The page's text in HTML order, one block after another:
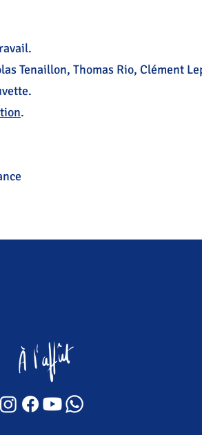
Tenaillon, Thomas Rio, Clément
.